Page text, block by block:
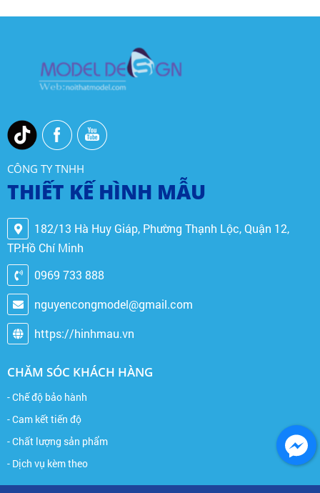
CÔNG TY TNHH
THIẾT KẾ HÌNH MẪU
182/13 Hà Huy Giáp, Phường Thạnh Lộc, Quận 12,
TP.Hồ Chí Minh
0969 733 888
nguyencongmodel@gmail.com
https://hinhmau.vn
CHĂM SÓC KHÁCH HÀNG
- Chế độ bảo hành
- Cam kết tiến độ
- Chất lượng sản phẩm
- Dịch vụ kèm theo